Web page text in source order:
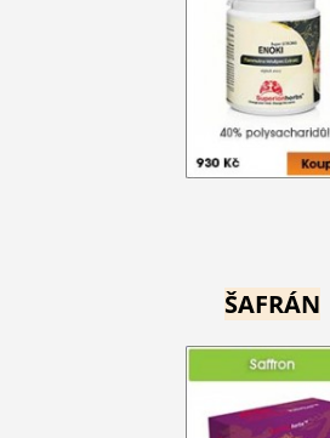
ŠAFRÁN